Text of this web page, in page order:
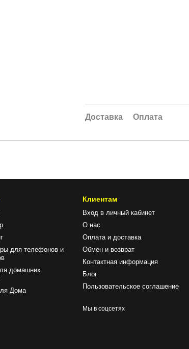
Доставка Оплата
для телефонов и
домашних
Дома
Клиентам
Вход в личный кабинет
О нас
Оплата и доставка
Обмен и возврат
Контактная информация
Блог
Пользовательское соглашение
Мы в соцсетях